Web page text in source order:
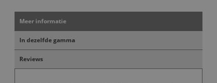
Meer informatie
In dezelfde gamma
Reviews